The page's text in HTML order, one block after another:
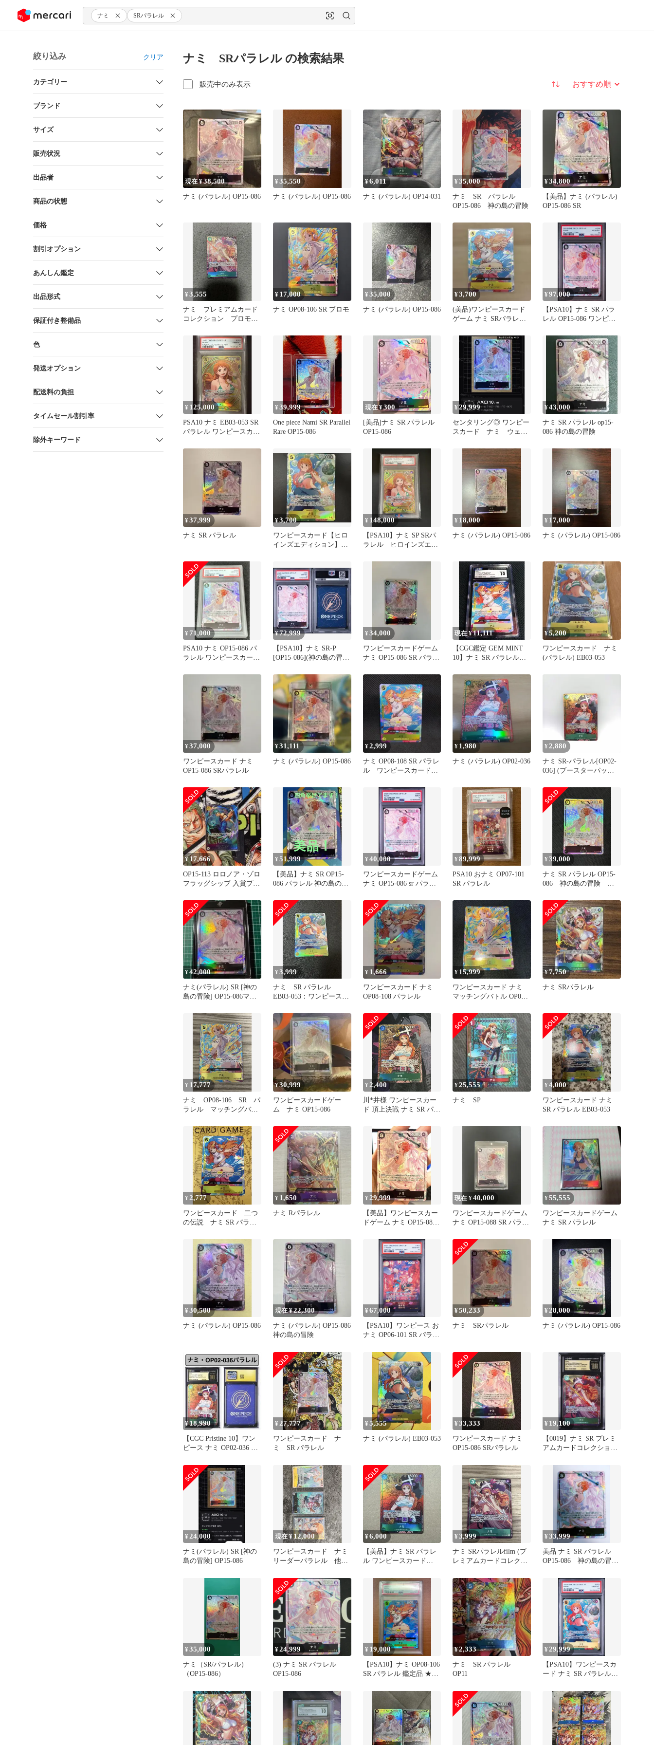
ツにスキップ ナミ SRパラレル
絞り込み クリア
カテゴリー
ブランド
サイズ
販売状況
出品者
商品の状態
価格
割引オプション
あんしん鑑定
出品形式
保証付き整備品
色
発送オプション
配送料の負担
タイムセール割引率
除外キーワード
ナミ SRパラレル の検索結果
販売中のみ表示 並び替え
現在 ¥38,500
ナミ (パラレル) OP15-086
¥35,550
ナミ (パラレル) OP15-086
¥6,011
ナミ (パラレル) OP14-031
¥35,000
ナミ SR パラレル
OP15-086 神の島の冒険
¥34,800
【美品】ナミ (パラレル)
OP15-086 SR
¥3,555
ナミ プレミアムカード
コレクション プロモ
¥ 17,000
ナミ OP08-106 SR プロモ
¥35,000
ナミ (パラレル) OP15-086
¥3,700
(美品)ワンピースカード
ゲーム ナミ SRパラレル
¥97,000
【PSA10】ナミ SR パラ
レル OP15-086 ワンピー
¥ 125,000
PSA10 ナミ EB03-053 SR
パラレル ワンピースカー
¥39,999
One piece Nami SR Parallel
Rare OP15-086
現在 ¥300
[美品]ナミ SR パラレル
OP15-086
¥29,999
センタリング◎ ワンピー
スカード ナミ ウェデ
¥43,000
ナミ SR パラレル op15-
086 神の島の冒険
¥37,999
ナミ SR パラレル
¥3,700
ワンピースカード【ヒロ
インズエディション】ナ
¥ 148,000
【PSA10】ナミ SP SRパ
ラレル ヒロインズエデ
¥ 18,000
ナミ (パラレル) OP15-086
¥ 17,000
ナミ (パラレル) OP15-086
¥ 71,000
PSA10 ナミ OP15-086 パ
ラレル ワンピースカー
¥72,999
【PSA10】ナミ SR-P
[OP15-086](神の島の冒
¥34,000
ワンピースカードゲーム
ナミ OP15-086 SR パラレ
現在 ¥11,111
【CGC鑑定 GEM MINT
10】ナミ SR パラレル
¥5,200
ワンピースカード ナミ
(パラレル) EB03-053
¥37,000
ワンピースカード ナミ
OP15-086 SRパラレル
¥31,111
ナミ (パラレル) OP15-086
¥2,999
ナミ OP08-108 SR パラレ
ル ワンピースカードゲ
¥ 1,980
ナミ (パラレル) OP02-036
¥ 2,880
ナミ SR-パラレル[OP02-
036] (ブースターパック
¥ 17,666
OP15-113 ロロノア・ゾロ
フラッグシップ 入賞プロ
¥51,999
【美品】ナミ SR OP15-
086 パラレル 神の島の冒
¥40,000
ワンピースカードゲーム
ナミ OP15-086 sr パラレ
¥89,999
PSA10 おナミ OP07-101
SR パラレル
¥39,000
ナミ SR パラレル OP15-
086 神の島の冒険 ワ
¥42,000
ナミ(パラレル) SR [神の
島の冒険] OP15-086マグ
¥3,999
ナミ SR パラレル
EB03-053：ワンピースカ
¥ 1,666
ワンピースカード ナミ
OP08-108 パラレル
¥ 15,999
ワンピースカード ナミ
マッチングバトル OP08-
¥7,750
ナミ SRパラレル
¥ 17,777
ナミ OP08-106 SR パ
ラレル マッチングバト
¥30,999
ワンピースカードゲー
ム ナミ OP15-086
¥ 2,400
川*井様 ワンピースカー
ド 頂上決戦 ナミ SR パラ
¥25,555
ナミ SP
¥4,000
ワンピースカード ナミ
SR パラレル EB03-053
¥ 2,777
ワンピースカード 二つ
の伝説 ナミ SR パラレ
¥ 1,650
ナミ Rパラレル
¥ 29,999
【美品】ワンピースカー
ドゲーム ナミ OP15-086
現在 ¥40,000
ワンピースカードゲーム
ナミ OP15-088 SR パラレ
¥55,555
ワンピースカードゲーム
ナミ SR パラレル
¥30,500
ナミ (パラレル) OP15-086
現在 ¥22,300
ナミ (パラレル) OP15-086
神の島の冒険
¥67,000
【PSA10】ワンピース お
ナミ OP06-101 SR パラレ
¥50,233
ナミ SRパラレル
¥28,000
ナミ (パラレル) OP15-086
¥18,990
【CGC Pristine 10】ワン
ピース ナミ OP02-036 パ
¥27,777
ワンピースカード ナ
ミ SR パラレル
¥5,555
ナミ (パラレル) EB03-053
¥33,333
ワンピースカード ナミ
OP15-086 SRパラレル
¥ 19,100
【0019】ナミ SR プレミ
アムカードコレクション
¥24,000
ナミ(パラレル) SR [神の
島の冒険] OP15-086
現在 ¥12,000
ワンピースカード ナミ
リーダーパラレル 他、
パラレル
¥6,000
【美品】ナミ SR パラレ
ル ワンピースカード
¥3,999
ナミ SRパラレルfilm (プ
レミアムカードコレクシ
¥33,999
美品 ナミ SR パラレル
OP15-086 神の島の冒
¥35,000
ナミ（SR/パラレル）
（OP15-086）
¥24,999
(3) ナミ SR パラレル
OP15-086
¥ 19,000
【PSA10】ナミ OP08-106
SR パラレル 鑑定品 ★
ードゲーム
¥2,333
ナミ SR パラレル
OP11
¥29,999
【PSA10】ワンピースカ
ード ナミ SR パラレル